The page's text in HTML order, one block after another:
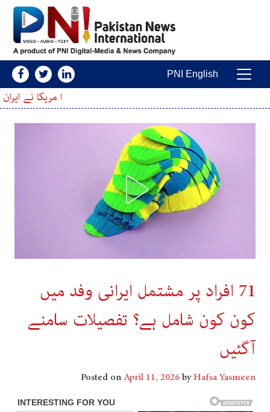
Main Navigation
PNI English
ا مریکا نے ایران پر عائد اہم پابندیاں
71 افراد پر مشتمل ایرانی وفد میں
کون کون شامل ہے؟ تفصیلات سامنے
آگئیں
Posted onApril 11, 2026byHafsa Yasmeen